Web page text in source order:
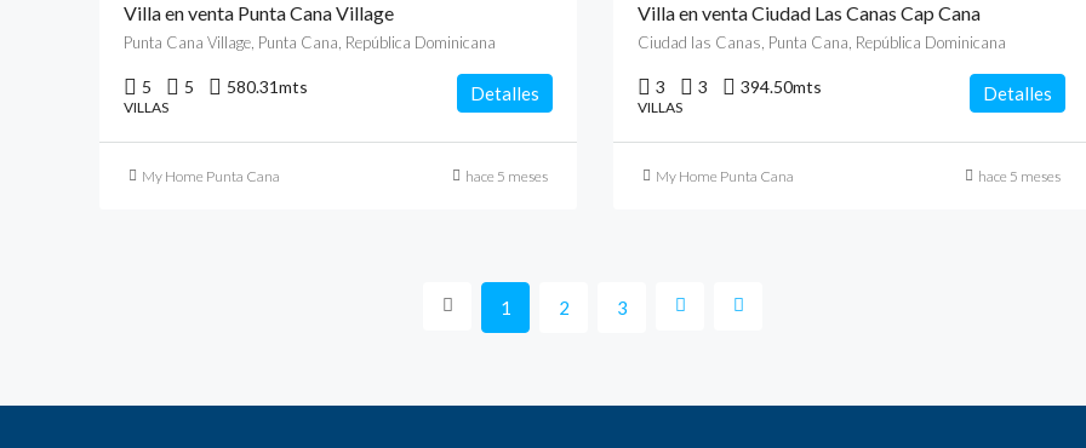
Villa en venta Punta Cana Village
Punta Cana Village, Punta Cana, República Dominicana
5 5 580.31mts
VILLAS
Detalles
My Home Punta Cana hace 5 meses
Villa en venta Ciudad Las Canas Cap Cana
Ciudad las Canas, Punta Cana, República Dominicana
3 3 394.50mts
VILLAS
Detalles
My Home Punta Cana hace 5 meses
1 2 3